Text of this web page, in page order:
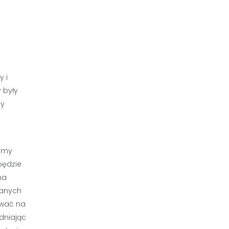
i
na